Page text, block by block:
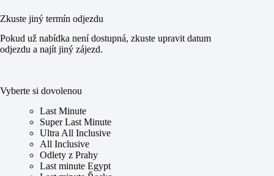
Zkuste jiný termín odjezdu
Pokud už nabídka není dostupná, zkuste upravit datum
odjezdu a najít jiný zájezd.
Vyberte si dovolenou
Last Minute
Super Last Minute
Ultra All Inclusive
All Inclusive
Odlety z Prahy
Last minute Egypt